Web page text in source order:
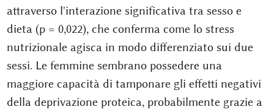
attraverso l'interazione significativa tra sesso e
dieta (p = 0,022), che conferma come lo stress
nutrizionale agisca in modo differenziato sui due
sessi. Le femmine sembrano possedere una
maggiore capacità di tamponare gli effetti negativi
della deprivazione proteica, probabilmente grazie a